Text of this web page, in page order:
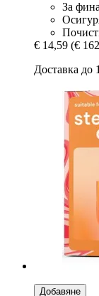
За
€ 14,59 (€
Доставка до
Добавяне